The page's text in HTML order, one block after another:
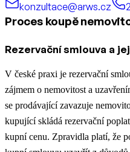
konzultace@arws.cz
Proces koupě
Rezervační smlouva a
V české praxi je rezervační
zájmem o nemovitost a
se prodávající zavazuje
kupující skládá rezervační
kupní cenu. Zpravidla platí, že